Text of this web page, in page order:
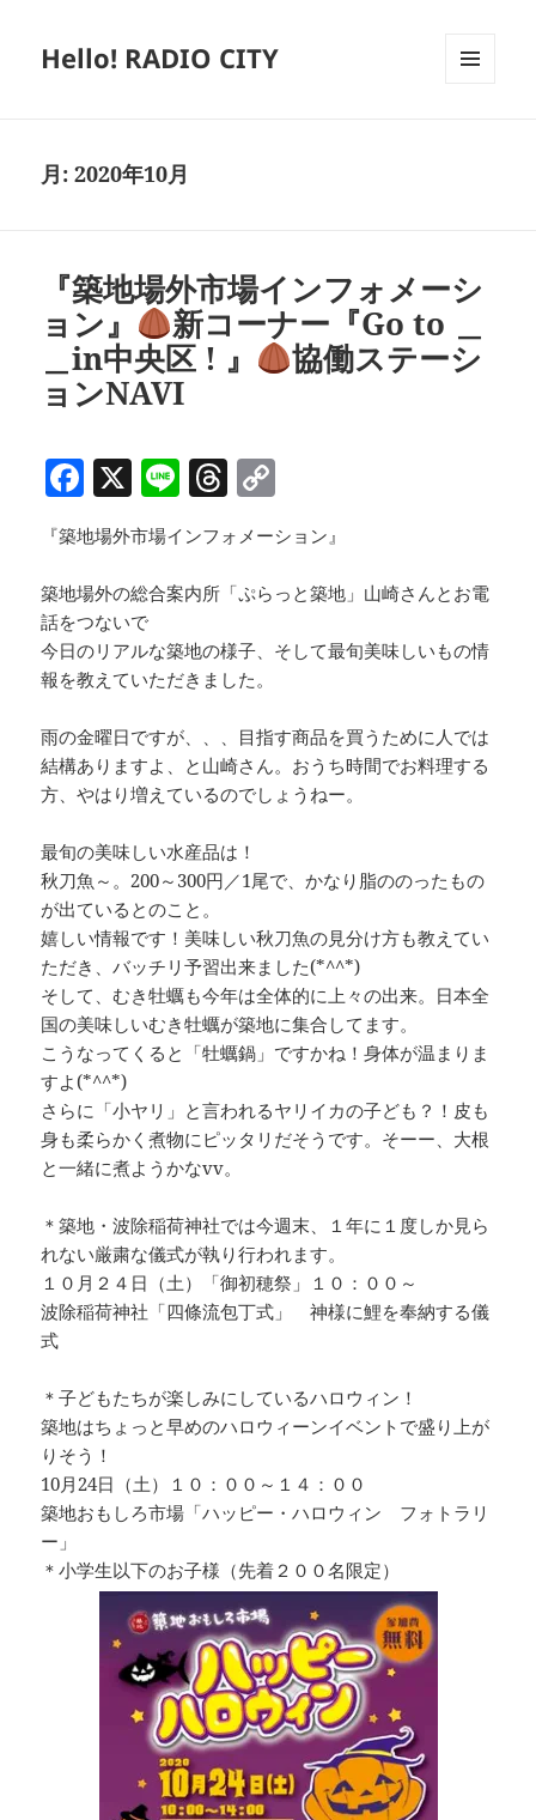
Hello! RADIO CITY
月:2020年10月
『築地場外市場インフォメーシ
ョン』
新コーナー『Go to ＿
＿in中央区 ! 』
協働ステーシ
ョンNAVI
F
a
c
e
b
o
k
X Li
n
e
T
h
re
a
d
s
p
y
Li
n
『築地場外市場インフォメーション』
築地場外の総合案内所「ぷらっと築地」山崎さんとお電
話をつないで
今日のリアルな築地の様子、そして最旬美味しいもの情
報を教えていただきました。
雨の金曜日ですが、、、目指す商品を買うために人では
結構ありますよ、と山崎さん。おうち時間でお料理する
方、やはり増えているのでしょうねー。
最旬の美味しい水産品は！
秋刀魚～。200～300円／1尾で、かなり脂ののったもの
が出ているとのこと。
嬉しい情報です！美味しい秋刀魚の見分け方も教えてい
ただき、バッチリ予習出来ました(*^^*)
そして、むき牡蠣も今年は全体的に上々の出来。日本全
国の美味しいむき牡蠣が築地に集合してます。
こうなってくると「牡蠣鍋」ですかね！身体が温まりま
すよ(*^^*)
さらに「小ヤリ」と言われるヤリイカの子ども？！皮も
身も柔らかく煮物にピッタリだそうです。そーー、大根
と一緒に煮ようかなvv。
＊築地・波除稲荷神社では今週末、１年に１度しか見ら
れない厳粛な儀式が執り行われます。
１０月２４日（土）「御初穂祭」１０：００～
波除稲荷神社「四條流包丁式」 神様に鯉を奉納する儀
式
＊子どもたちが楽しみにしているハロウィン！
築地はちょっと早めのハロウィーンイベントで盛り上が
りそう！
10月24日（土）１０：００～１４：００
築地おもしろ市場「ハッピー・ハロウィン フォトラリ
ー」
＊小学生以下のお子様（先着２００名限定）